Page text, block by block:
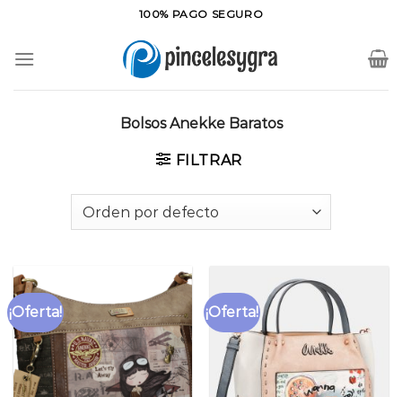
contenido
100% PAGO SEGURO
Bolsos Anekke Baratos
FILTRAR
¡Oferta! ¡Oferta!